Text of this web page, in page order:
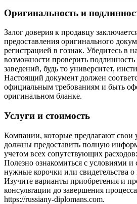
Оригинальность и
Залог доверия к продавцу
предоставления оригинального
регистрацией в гознак. Убедитесь в
возможности проверить подлинность
заведений, будь то университет,
Настоящий документ должен
официальным требованиям и быть
оригинальном бланке.
Услуги и стоимость
Компании, которые предлагают свои
должны предоставить полную
учетом всех сопутствующих
Полезно ознакомиться с условиями и
нужные корочки или свидетельства
Изучите варианты приобретения и
консультации до завершения
https://russiany-diplomans.com.